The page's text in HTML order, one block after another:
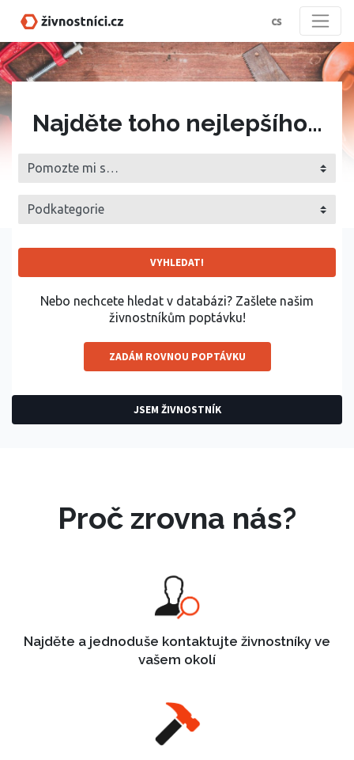
cs
Najděte toho nejlepšího…
VYHLEDAT!
Nebo nechcete hledat v databázi? Zašlete našim
živnostníkům poptávku!
ZADÁM ROVNOU POPTÁVKU
JSEM ŽIVNOSTNÍK
Proč zrovna nás?
Najděte a jednoduše kontaktujte živnostníky ve
vašem okolí